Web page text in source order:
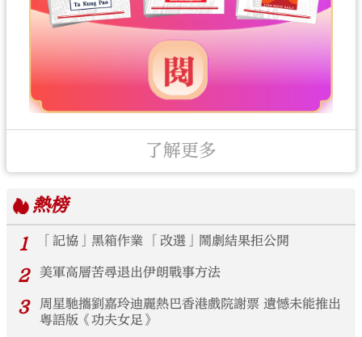
了解更多
熱榜
1
「記協」黑箱作業 「改選」鬧劇結果拒公開
2 美軍高層苦尋退出伊朗戰事方法
3
周星馳攜劉嘉玲迪麗熱巴香港戲院謝票 遺憾未能推出
粵語版《功夫女足》